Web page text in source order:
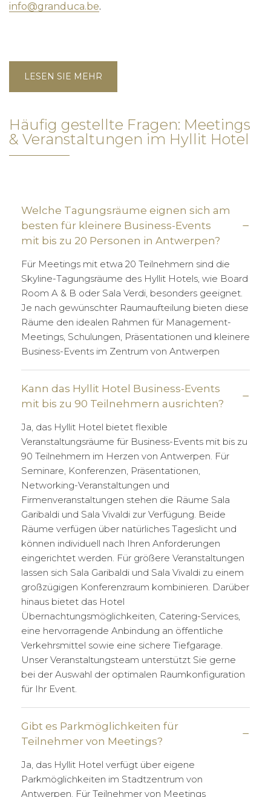
info@granduca.be.
LESEN SIE MEHR
Häufig gestellte Fragen: Meetings
& Veranstaltungen im Hyllit Hotel
Welche Tagungsräume eignen sich am
besten für kleinere Business-Events
mit bis zu 20 Personen in Antwerpen?
Für Meetings mit etwa 20 Teilnehmern sind die
Skyline-Tagungsräume des Hyllit Hotels, wie Board
Room A & B oder Sala Verdi, besonders geeignet.
Je nach gewünschter Raumaufteilung bieten diese
Räume den idealen Rahmen für Management-
Meetings, Schulungen, Präsentationen und kleinere
Business-Events im Zentrum von Antwerpen
Kann das Hyllit Hotel Business-Events
mit bis zu 90 Teilnehmern ausrichten?
Ja, das Hyllit Hotel bietet flexible
Veranstaltungsräume für Business-Events mit bis zu
90 Teilnehmern im Herzen von Antwerpen. Für
Seminare, Konferenzen, Präsentationen,
Networking-Veranstaltungen und
Firmenveranstaltungen stehen die Räume Sala
Garibaldi und Sala Vivaldi zur Verfügung. Beide
Räume verfügen über natürliches Tageslicht und
können individuell nach Ihren Anforderungen
eingerichtet werden. Für größere Veranstaltungen
lassen sich Sala Garibaldi und Sala Vivaldi zu einem
großzügigen Konferenzraum kombinieren. Darüber
hinaus bietet das Hotel
Übernachtungsmöglichkeiten, Catering-Services,
eine hervorragende Anbindung an öffentliche
Verkehrsmittel sowie eine sichere Tiefgarage.
Unser Veranstaltungsteam unterstützt Sie gerne
bei der Auswahl der optimalen Raumkonfiguration
für Ihr Event.
Gibt es Parkmöglichkeiten für
Teilnehmer von Meetings?
Ja, das Hyllit Hotel verfügt über eigene
Parkmöglichkeiten im Stadtzentrum von
Antwerpen. Für Teilnehmer von Meetings